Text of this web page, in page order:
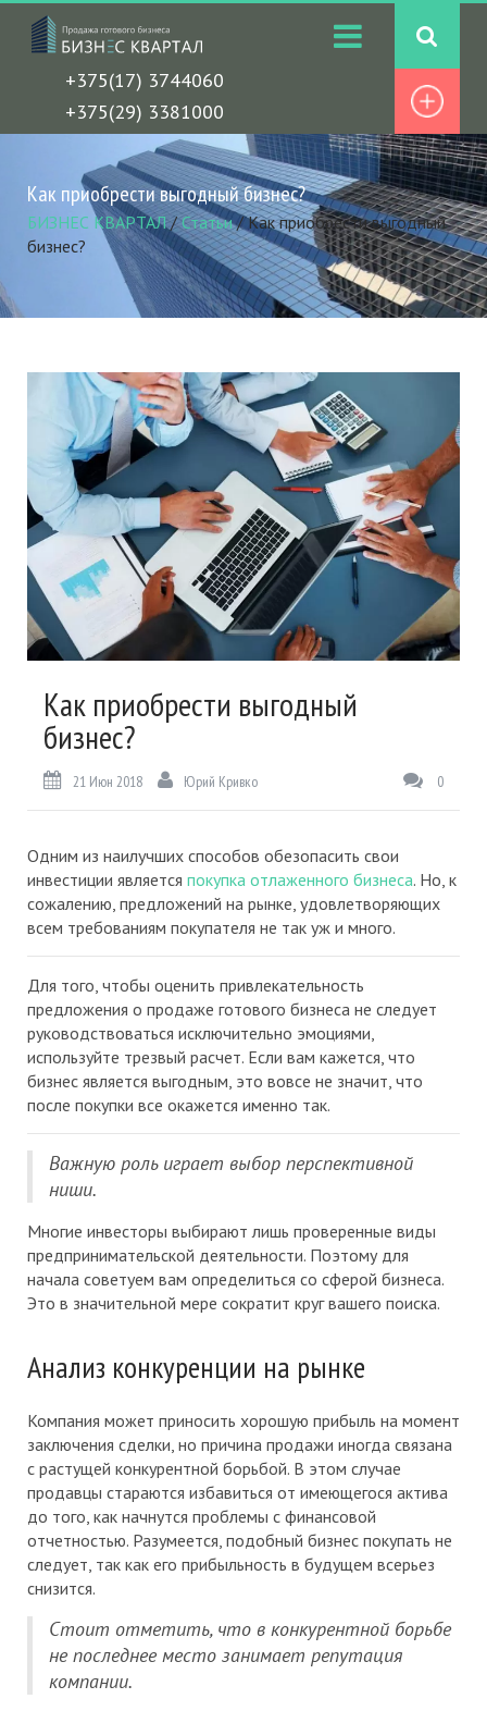
+375(17) 3744060
+375(29) 3381000
Как приобрести выгодный бизнес?
БИЗНЕС КВАРТАЛ/Статьи/Как приобрести выгодный
бизнес?
Как приобрести выгодный
бизнес?
21 Июн 2018 Юрий Кривко 0
Одним из наилучших способов обезопасить свои
инвестиции является покупка отлаженного бизнеса. Но, к
сожалению, предложений на рынке, удовлетворяющих
всем требованиям покупателя не так уж и много.
Для того, чтобы оценить привлекательность
предложения о продаже готового бизнеса не следует
руководствоваться исключительно эмоциями,
используйте трезвый расчет. Если вам кажется, что
бизнес является выгодным, это вовсе не значит, что
после покупки все окажется именно так.
Важную роль играет выбор перспективной
ниши.
Многие инвесторы выбирают лишь проверенные виды
предпринимательской деятельности. Поэтому для
начала советуем вам определиться со сферой бизнеса.
Это в значительной мере сократит круг вашего поиска.
Анализ конкуренции на рынке
Компания может приносить хорошую прибыль на момент
заключения сделки, но причина продажи иногда связана
с растущей конкурентной борьбой. В этом случае
продавцы стараются избавиться от имеющегося актива
до того, как начнутся проблемы с финансовой
отчетностью. Разумеется, подобный бизнес покупать не
следует, так как его прибыльность в будущем всерьез
снизится.
Стоит отметить, что в конкурентной борьбе
не последнее место занимает репутация
компании.